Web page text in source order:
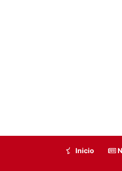
Inicio